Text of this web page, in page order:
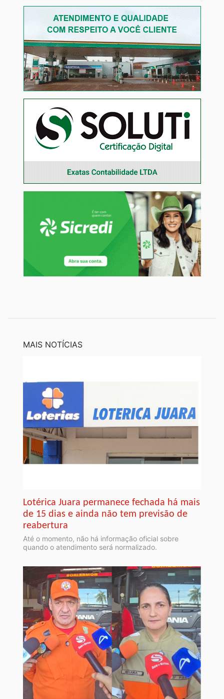
MAIS NOTÍCIAS
Lotérica Juara permanece fechada há mais
de 15 dias e ainda não tem previsão de
reabertura
Até o momento, não há informação oficial sobre
quando o atendimento será normalizado.